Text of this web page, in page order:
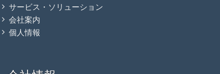
サービス・ソリューション
会社案内
個人情報